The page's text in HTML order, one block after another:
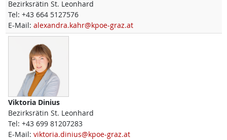
Bezirksrätin St. Leonhard
Tel: +43 664 5127576
E-Mail: alexandra.kahr@kpoe-graz.at
Viktoria Dinius
Bezirksrätin St. Leonhard
Tel: +43 699 81207283
E-Mail: viktoria.dinius@kpoe-graz.at